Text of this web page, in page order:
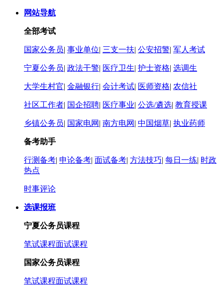
网站导航
全部考试
国家公务员| 事业单位| 三支一扶| 公安招警| 军人考试
宁夏公务员| 政法干警| 医疗卫生| 护士资格| 选调生
大学生村官| 金融银行| 会计考试| 医师资格| 农信社
社区工作者| 国企招聘| 医疗事业| 公选/遴选| 教育授课
乡镇公务员| 国家电网 | 南方电网 | 中国烟草| 执业药师
备考助手
行测备考| 申论备考| 面试备考| 方法技巧| 每日一练| 时政
热点
时事评论
选课报班
宁夏公务员课程
笔试课程面试课程
国家公务员课程
笔试课程面试课程